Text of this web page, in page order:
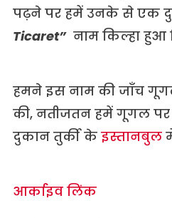
पढ़ने पर हमें उनके से एक
Ticaret”नाम किल्हा हुआ
हमने इस नाम की जाँच
की, नतीजतन हमें गूगल पर
दुकान तुर्की के इस्तानबुल
आर्काइव लिंक